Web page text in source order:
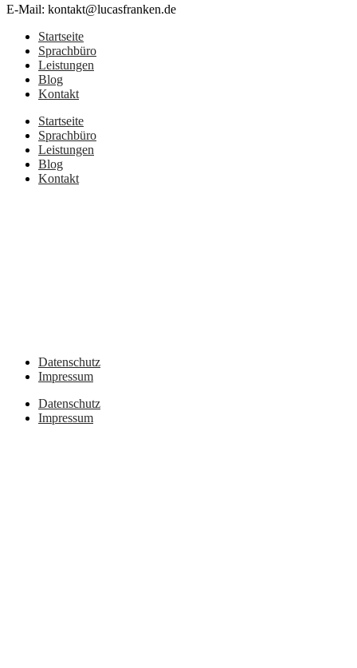
E-Mail: kontakt@lucasfranken.de
Startseite
Sprachbüro
Leistungen
Blog
Kontakt
Startseite
Sprachbüro
Leistungen
Blog
Kontakt
Datenschutz
Impressum
Datenschutz
Impressum